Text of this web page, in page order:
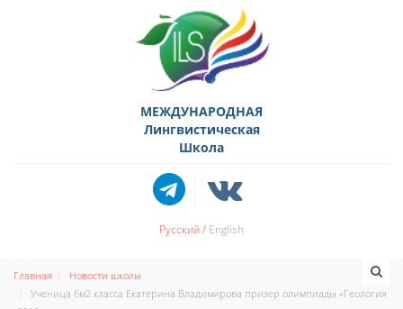
МЕЖДУНАРОДНАЯ
Лингвистическая
Школа
Русский English
Главная
Новости школы
Ученица 6м2 класса Екатерина Владимирова призер олимпиады «Геология